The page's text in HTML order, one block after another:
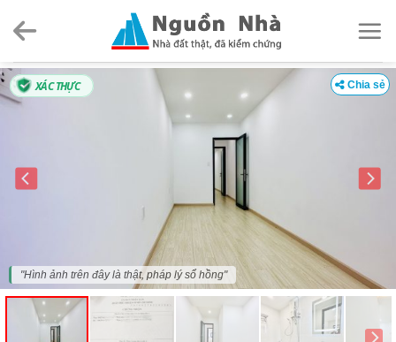
XÁC THỰC
"Hình ảnh trên đây là thật, pháp lý sổ hồng"
Chia sẻ